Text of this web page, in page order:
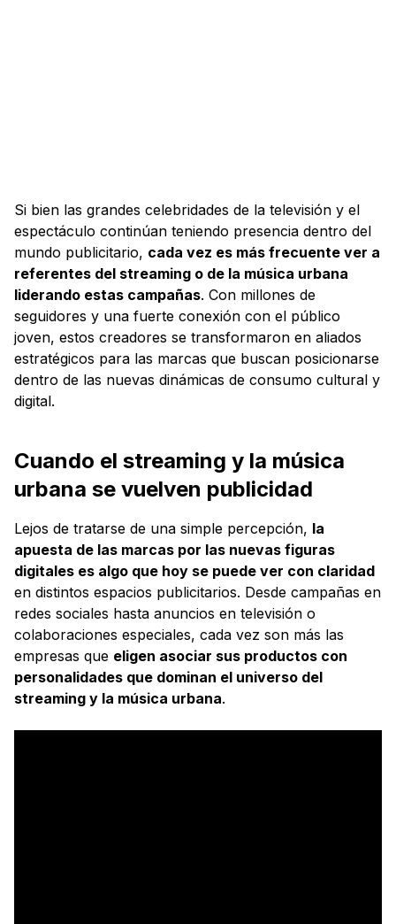
Si bien las grandes celebridades de la televisión y el
espectáculo continúan teniendo presencia dentro del
mundo publicitario, cada vez es más frecuente ver a
referentes del streaming o de la música urbana
liderando estas campañas. Con millones de
seguidores y una fuerte conexión con el público
joven, estos creadores se transformaron en aliados
estratégicos para las marcas que buscan posicionarse
dentro de las nuevas dinámicas de consumo cultural y
digital.
Cuando el streaming y la música
urbana se vuelven publicidad
Lejos de tratarse de una simple percepción, la
apuesta de las marcas por las nuevas figuras
digitales es algo que hoy se puede ver con claridad
en distintos espacios publicitarios. Desde campañas en
redes sociales hasta anuncios en televisión o
colaboraciones especiales, cada vez son más las
empresas que eligen asociar sus productos con
personalidades que dominan el universo del
streaming y la música urbana.